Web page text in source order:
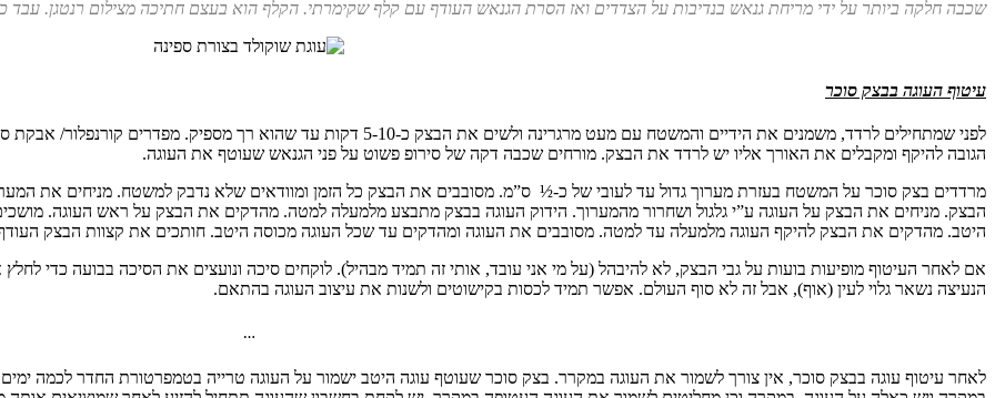
שכבה חלקה ביותר על ידי מריחת גנאש בנדיבות על הצדדים ואז הסרת הגנאש העודף עם קלף שקימרתי. הקלף הוא בעצם חתיכה מצילום רנטגן. עבד
עיטוף העוגה בבצק סוכר
לפני שמתחילים לרדד, משמנים את הידיים והמשטח עם מעט מרגרינה ולשים את הבצק כ-5-10
הגובה להיקף ומקבלים את האורך אליו יש לרדד את הבצק. מורחים שכבה דקה של סירופ פשוט על פני הגנאש שעוטף את העוגה.
מרדדים בצק סוכר על המשטח בעזרת מערוך גדול עד לעובי של כ-½ ס”מ. מסובבים את הבצק כל הזמן ומוודאים שלא נדבק למשטח. מניחים את
הבצק. מניחים את הבצק על העוגה ע”י גלגול ושחרור מהמערוך. הידוק העוגה בבצק מתבצע מלמעלה למטה. מהדקים את הבצק על ראש העוגה.
היטב. מהדקים את הבצק להיקף העוגה מלמעלה עד למטה. מסובבים את העוגה ומהדקים עד שכל העוגה מכוסה היטב. חותכים את קצוות הבצק
אם לאחר העיטוף מופיעות בועות על גבי הבצק, לא להיבהל (על מי אני עובד, אותי זה תמיד מבהיל). לוקחים סיכה ונועצים את הסיכה בבועה כדי
הנעיצה נשאר גלוי לעין (אוף), אבל זה לא סוף העולם. אפשר תמיד לכסות בקישוטים ולשנות את עיצוב העוגה בהתאם.
…
לאחר עיטוף עוגה בבצק סוכר, אין צורך לשמור את העוגה במקרר. בצק סוכר שעוטף עוגה היטב ישמור על העוגה טרייה בטמפרטורת החדר לכמה